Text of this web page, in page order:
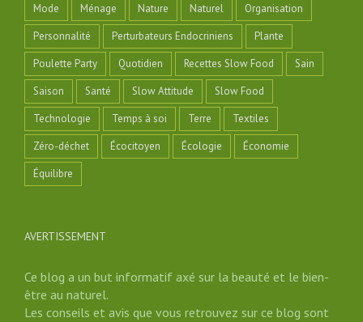
Mode
Ménage Nature Naturel
Organisation
Personnalité
Perturbateurs Endocriniens
Plante
Poulette Party
Quotidien Recettes Slow Food
Sain
Saison
Santé Slow Attitude
Slow Food
Technologie
Temps à soi Terre
Textiles
Zéro-déchet
Écocitoyen Écologie
Économie
Équilibre
AVERTISSEMENT
Ce blog a un but informatif axé sur la beauté et le bien-
être au naturel.
Les conseils et avis que vous retrouvez sur ce blog sont